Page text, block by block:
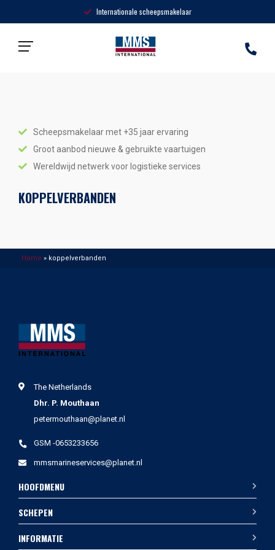
Internationale scheepsmakelaar
Scheepsmakelaar met +35 jaar ervaring
Groot aanbod nieuwe & gebruikte vaartuigen
Wereldwijd netwerk voor logistieke services
KOPPELVERBANDEN
Home » koppelverbanden
The Netherlands
Dhr. P. Mouthaan
petermouthaan@planet.nl
GSM -0653233656
mmsmarineservices@planet.nl
HOOFDMENU
SCHEPEN
INFORMATIE